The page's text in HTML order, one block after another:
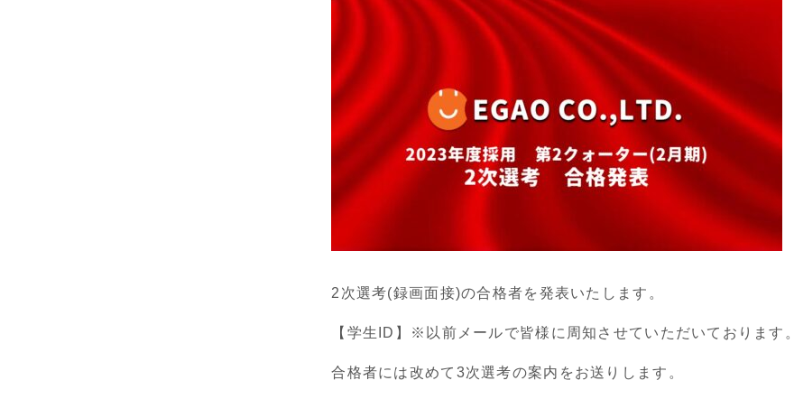
2次選考(録画面接)の合格者を発表いたします。
【学生ID】※以前メールで皆様に周知させていただいております。
合格者には改めて3次選考の案内をお送りします。